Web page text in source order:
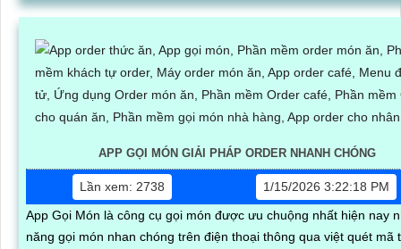
APP GỌI MÓN GIẢI PHÁP ORDER NHANH CHÓNG
Lần xem: 2738
1/15/2026 3:22:18 PM
App Gọi Món là công cụ gọi món được ưu chuộng nhất hiện nay
năng gọi món nhan chóng trên điện thoại thông qua việt quét mã